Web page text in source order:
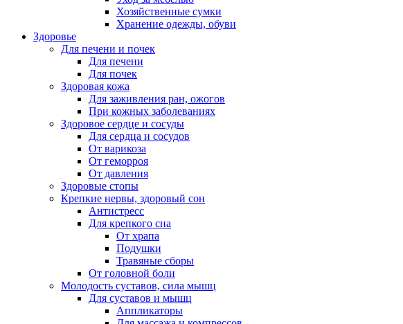
Хозяйственные сумки
Хранение одежды, обуви
Здоровье
Для печени и почек
Для печени
Для почек
Здоровая кожа
Для заживления ран, ожогов
При кожных заболеваниях
Здоровое сердце и сосуды
Для сердца и сосудов
От варикоза
От геморроя
От давления
Здоровые стопы
Крепкие нервы, здоровый сон
Антистресс
Для крепкого сна
От храпа
Подушки
Травяные сборы
От головной боли
Молодость суставов, сила мышц
Для суставов и мышц
Аппликаторы